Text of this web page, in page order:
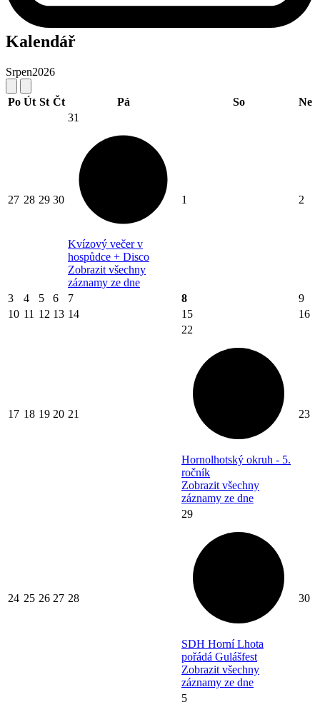
Kalendář
Srpen2026
Po Út St Čt Pá So Ne
27 28 29 30
31
Kvízový večer v
hospůdce + Disco
Zobrazit všechny
záznamy ze dne
1 2
3 4 5 6 7 8
9
10 11 12 13 14 15 16
17 18 19 20 21
22
Hornolhotský okruh - 5.
ročník
Zobrazit všechny
záznamy ze dne
23
24 25 26 27 28
29
SDH Horní Lhota
pořádá Gulášfest
Zobrazit všechny
záznamy ze dne
30
5